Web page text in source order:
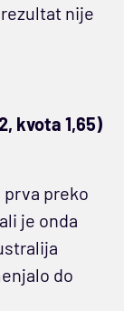
nije
kvota 1,65)
prva preko
je onda
do